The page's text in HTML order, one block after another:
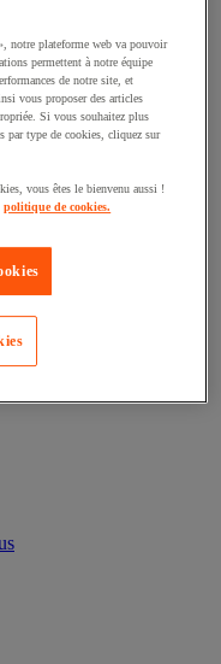
notre plateforme web va pouvoir
permettent à notre équipe
de notre site, et
vous proposer des articles
Si vous souhaitez plus
par type de cookies, cliquez sur
vous êtes le bienvenu aussi !
politique de cookies.